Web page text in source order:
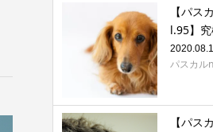
【パス
l.95】
パスカル
【パス